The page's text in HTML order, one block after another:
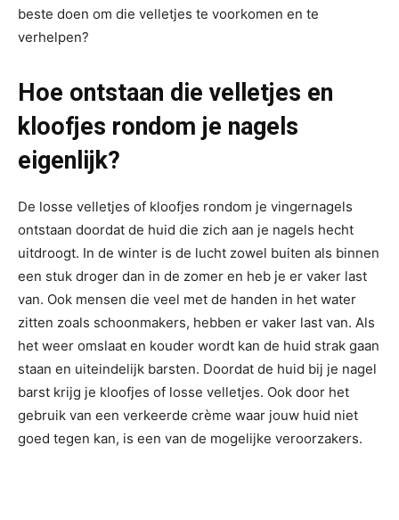
beste doen om die velletjes te voorkomen en te
verhelpen?
Hoe ontstaan die velletjes en
kloofjes rondom je nagels
eigenlijk?
De losse velletjes of kloofjes rondom je vingernagels
ontstaan doordat de huid die zich aan je nagels hecht
uitdroogt. In de winter is de lucht zowel buiten als binnen
een stuk droger dan in de zomer en heb je er vaker last
van. Ook mensen die veel met de handen in het water
zitten zoals schoonmakers, hebben er vaker last van. Als
het weer omslaat en kouder wordt kan de huid strak gaan
staan en uiteindelijk barsten. Doordat de huid bij je nagel
barst krijg je kloofjes of losse velletjes. Ook door het
gebruik van een verkeerde crème waar jouw huid niet
goed tegen kan, is een van de mogelijke veroorzakers.